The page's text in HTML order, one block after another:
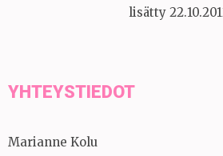
lisätty
YHTEYSTIEDOT
Marianne Kolu